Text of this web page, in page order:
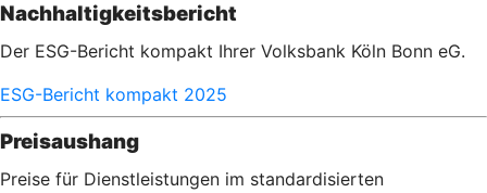
Nachhaltigkeitsbericht
Der ESG-Bericht kompakt Ihrer Volksbank Köln Bonn eG.
ESG-Bericht kompakt 2025
Preisaushang
Preise für Dienstleistungen im standardisierten